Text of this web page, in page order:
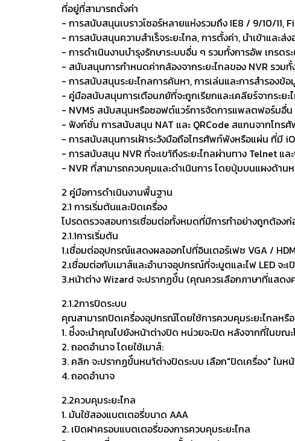
ที่อยู่ที่สามารถตั้งค่า
- การสนับสนุนเบราวเ์ซอร์หลายแห่งรวมถึง IE8 / 9/10/11,
- การสนับสนุนความสำเร็จระยะไกล, การตั้งค่า, นำเข้าและส่
- การดำเนินงานบำรุงรักษาระบบอื่น ๆ รวมทั้งการอัพ เกรดร
- สนับสนุนการกำหนดค่ากล้องจากระยะไกลของ NVR รว
- การสนับสนุนระยะไกลการค้นหา, การเล่นและการสำรองข้
- คู่มือสนับสนุนการเตือนภยัที่จะถูกเรียกและเคลียร์จากระยะ
- NVMS สนับสนุนหรือซอฟต์แวร์การจัดการแพลตฟอร์มอื่น
- ฟังก์ชั่น การสนับสนุน NAT และ QRCode สแกนจากโทร
- การสนับสนุนการเฝ้าระวังมือถือโทรศัพท์พังหรือแผ่น ที่มี
- การสนับสนุน NVR ที่จะเขา้ถึงระยะไกลผ่านทาง Telnet
- NVR ที่สามารถควบคุมและดำเนินการ โดยปุ่มบนแผงด้านห
2 คู่มือการดำเนินงานพื้นฐาน
2.1 การเริ่มต้นและปิดเครื่อง
โปรดตรวจสอบการเชื่อมต่อทั้งหมดที่มีการทำอย่างถูกต้อง
2.1.1การเริ่มต้น
1.เชื่อมต่ออุปกรณ์แสดงผลออกไปที่อินเตอร์เฟซ VGA /
2.เชื่อมต่อกับเมาส์และอำนาจอุปกรณ์ที่จะบูตและไฟ LED จะเ
3.หน้าต่าง Wizard จะปรากฏข้ึน (คุณควรเลือกภาษาที่แสดง
2.1.2การปิดระบบ
คุณสามารถปิดเครื่องอุปกรณ์โดยใช้การควบคุมระยะไกลหรื
1. ซ่ึงจะนำคุณไปยังหน้าต่างปิด หน่วยจะปิด หลังจากที่ในขณ
2. ถอดอำนาจ โดยใช้เมาส์:
3. คลิก จะปรากฏข้ึนหนา้ต่างปิดระบบ เลือก"ปิดเครื่อง" ใน
4. ถอดอำนาจ
2.2ควบคุมระยะไกล
1. มันใช้สองแบตเตอรี่ขนาด AAA
2. เปิดฝาครอบแบตเตอรี่ของการควบคุมระยะไกล